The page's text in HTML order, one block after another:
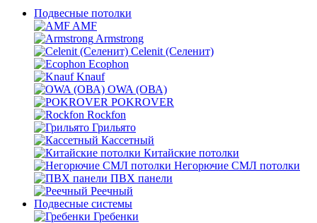
Подвесные потолки
AMF
Armstrong
Celenit (Селенит)
Ecophon
Knauf
OWA (ОВА)
POKROVER
Rockfon
Грильято
Кассетный
Китайские потолки
Негорючие СМЛ потолки
ПВХ панели
Реечный
Подвесные системы
Гребенки